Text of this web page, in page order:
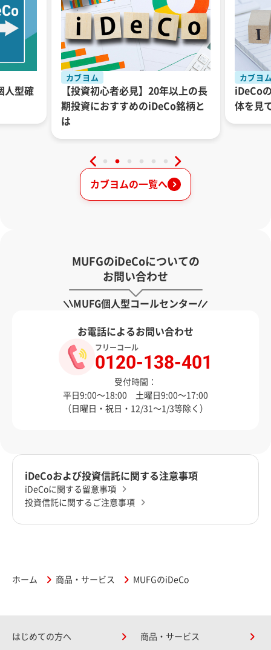
人型確
カブヨム
【投資初心者必見】20年以上の長
期投資におすすめのiDeCo銘柄と
は
カブヨ
iDeCo
体を見
カブヨムの一覧へ
MUFGのiDeCoについての
お問い合わせ
MUFG個人型コールセンター
お電話によるお問い合わせ
フリーコール
0120-138-401
受付時間：
平日9:00～18:00 土曜日9:00～17:00
（日曜日・祝日・12/31～1/3等除く）
iDeCoおよび投資信託に関する注意事項
iDeCoに関する留意事項
投資信託に関するご注意事項
ホーム 商品・サービス MUFGのiDeCo
はじめての方へ 商品・サービス